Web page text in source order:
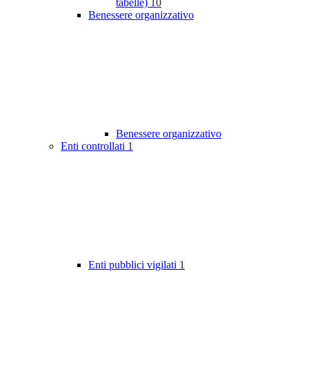
tabelle)
10
Benessere organizzativo
Benessere organizzativo
Enti controllati 1
Enti pubblici vigilati 1